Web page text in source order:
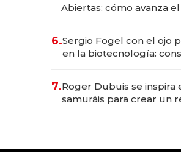
Abiertas: cómo avanza
6.Sergio Fogel con el ojo
en la biotecnología:
rol de la IA
7.Roger Dubuis se inspira
samuráis para crear un